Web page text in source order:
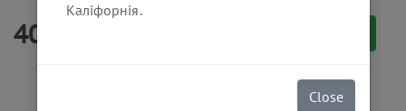
Каліфорнія.
Close
40